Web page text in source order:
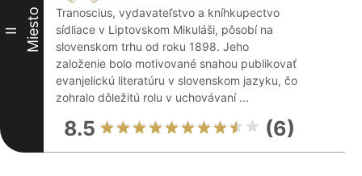
II Miesto
Tranoscius, vydavateľstvo a kníhkupectvo
sídliace v Liptovskom Mikuláši, pôsobí na
slovenskom trhu od roku 1898. Jeho
založenie bolo motivované snahou publikovať
evanjelickú literatúru v slovenskom jazyku, čo
zohralo dôležitú rolu v uchovávaní ...
8.5 (6)